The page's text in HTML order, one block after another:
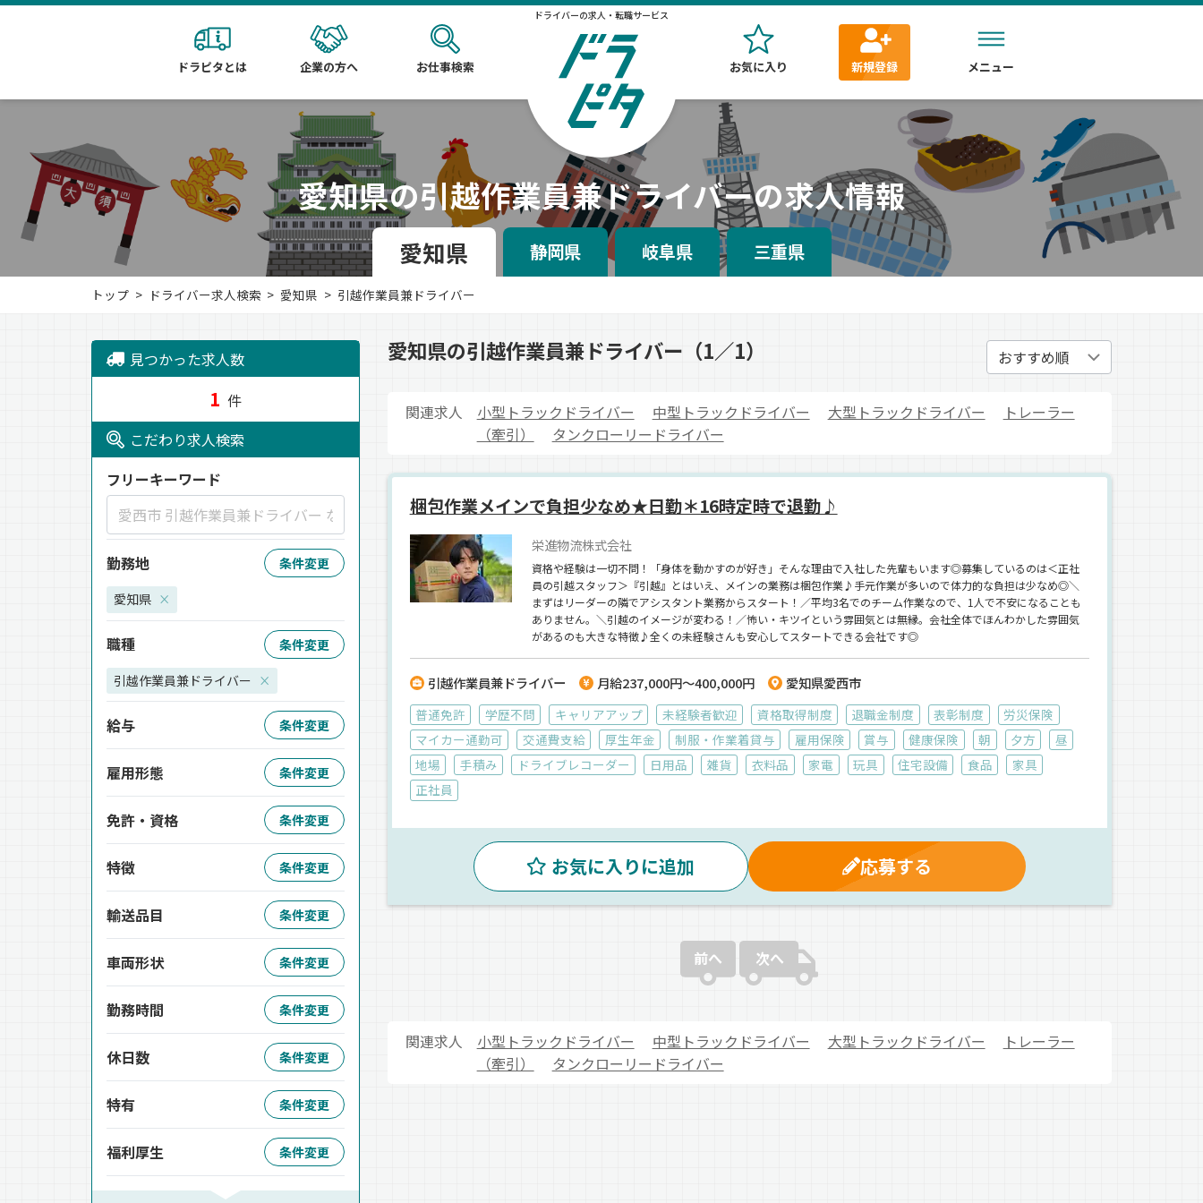
ドライバーの求人・転職サービス
ドラピタとは 企業の方へ お仕事検索 お気に入り 新規登録 メニュー
愛知県の引越作業員兼ドライバーの求人情報
愛知県 静岡県 岐阜県 三重県
トップ ドライバー求人検索 愛知県 引越作業員兼ドライバー
愛知県の引越作業員兼ドライバー（1／1）
関連求人 小型トラックドライバー 中型トラックドライバー 大型トラックドライバー
トレーラー
（牽引）
タンクローリードライバー
梱包作業メインで負担少なめ★日勤＊16時定時で退勤♪
栄進物流株式会社
資格や経験は一切不問！「身体を動かすのが好き」そんな理由で入社した先輩もいます◎募集しているのは＜正社
員の引越スタッフ＞『引越』とはいえ、メインの業務は梱包作業♪手元作業が多いので体力的な負担は少なめ◎＼
まずはリーダーの隣でアシスタント業務からスタート！／平均3名でのチーム作業なので、1人で不安になることも
ありません。＼引越のイメージが変わる！／怖い・キツイという雰囲気とは無縁。会社全体でほんわかした雰囲気
があるのも大きな特徴♪全くの未経験さんも安心してスタートできる会社です◎
引越作業員兼ドライバー 月給237,000円～400,000円 愛知県愛西市
普通免許 学歴不問 キャリアアップ 未経験者歓迎 資格取得制度 退職金制度 表彰制度
労災保険
マイカー通勤可
交通費支給 厚生年金 制服・作業着貸与 雇用保険 賞与 健康保険 朝 夕方
昼
地場
手積み ドライブレコーダー 日用品 雑貨 衣料品 家電 玩具 住宅設備 食品
家具
正社員
お気に入りに追加 応募する
前へ 次へ
関連求人 小型トラックドライバー 中型トラックドライバー 大型トラックドライバー
トレーラー
（牽引）
タンクローリードライバー
見つかった求人数
1 件
こだわり求人検索
フリーキーワード
勤務地 条件変更
愛知県 ×
職種 条件変更
引越作業員兼ドライバー ×
給与 条件変更
雇用形態 条件変更
免許・資格 条件変更
特徴 条件変更
輸送品目 条件変更
車両形状 条件変更
勤務時間 条件変更
休日数 条件変更
特有 条件変更
福利厚生 条件変更